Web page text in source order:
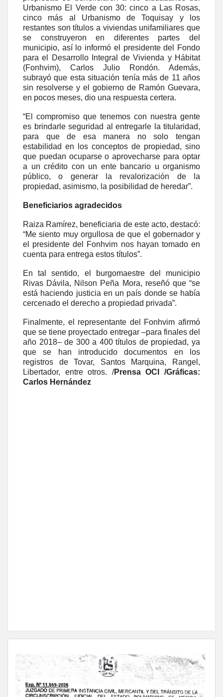
Urbanismo El Verde con 30: cinco a Las Rosas,
cinco más al Urbanismo de Toquisay y los
restantes son títulos a viviendas unifamiliares que
se construyeron en diferentes partes del
municipio, así lo informó el presidente del Fondo
para el Desarrollo Integral de Vivienda y Hábitat
(Fonhvim), Carlos Julio Rondón. Además,
subrayó que esta situación tenía más de 11 años
sin resolverse y el gobierno de Ramón Guevara,
en pocos meses, dio una respuesta certera.
“El compromiso que tenemos con nuestra gente
es brindarle seguridad al entregarle la titularidad,
para que de esa manera no solo tengan
estabilidad en los conceptos de propiedad, sino
que puedan ocuparse o aprovecharse para optar
a un crédito con un ente bancario u organismo
público, o generar la revalorización de la
propiedad, asimismo, la posibilidad de heredar”.
Beneficiarios agradecidos
Raiza Ramírez, beneficiaria de este acto, destacó:
“Me siento muy orgullosa de que el gobernador y
el presidente del Fonhvim nos hayan tomado en
cuenta para entrega estos títulos”.
En tal sentido, el burgomaestre del municipio
Rivas Dávila, Nilson Peña Mora, reseñó que “se
está haciendo justicia en un país donde se había
cercenado el derecho a propiedad privada”.
Finalmente, el representante del Fonhvim afirmó
que se tiene proyectado entregar –para finales del
año 2018– de 300 a 400 títulos de propiedad, ya
que se han introducido documentos en los
registros de Tovar, Santos Marquina, Rangel,
Libertador, entre otros. /Prensa OCI /Gráficas:
Carlos Hernández